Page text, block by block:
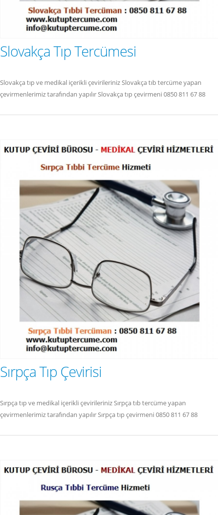
Slovakça Tıp Tercümesi
Slovakça tıp ve medikal içerikli çevirileriniz Slovakça tıb tercüme yapan
çevirmenlerimiz tarafından yapılır Slovakça tıp çevirmeni 0850 811 67 88
Sırpça Tıp Çevirisi
Sırpça tıp ve medikal içerikli çevirileriniz Sırpça tıb tercüme yapan
çevirmenlerimiz tarafından yapılır Sırpça tıp çevirmeni 0850 811 67 88